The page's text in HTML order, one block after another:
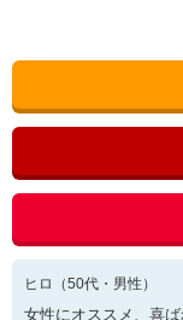
ヒロ （50代・ 男性 ）
女性にオススメ、喜